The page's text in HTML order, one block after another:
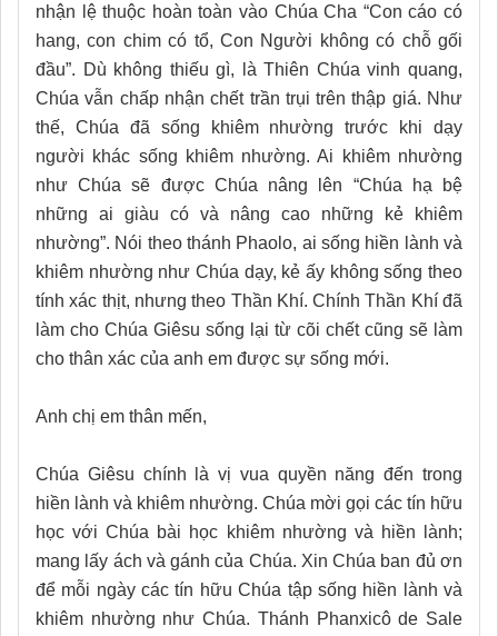
nhận lệ thuộc hoàn toàn vào Chúa Cha “Con cáo có
hang, con chim có tổ, Con Người không có chỗ gối
đầu”. Dù không thiếu gì, là Thiên Chúa vinh quang,
Chúa vẫn chấp nhận chết trần trụi trên thập giá. Như
thế, Chúa đã sống khiêm nhường trước khi dạy
người khác sống khiêm nhường. Ai khiêm nhường
như Chúa sẽ được Chúa nâng lên “Chúa hạ bệ
những ai giàu có và nâng cao những kẻ khiêm
nhường”. Nói theo thánh Phaolo, ai sống hiền lành và
khiêm nhường như Chúa dạy, kẻ ấy không sống theo
tính xác thịt, nhưng theo Thần Khí. Chính Thần Khí đã
làm cho Chúa Giêsu sống lại từ cõi chết cũng sẽ làm
cho thân xác của anh em được sự sống mới.
Anh chị em thân mến,
Chúa Giêsu chính là vị vua quyền năng đến trong
hiền lành và khiêm nhường. Chúa mời gọi các tín hữu
học với Chúa bài học khiêm nhường và hiền lành;
mang lấy ách và gánh của Chúa. Xin Chúa ban đủ ơn
để mỗi ngày các tín hữu Chúa tập sống hiền lành và
khiêm nhường như Chúa. Thánh Phanxicô de Sale